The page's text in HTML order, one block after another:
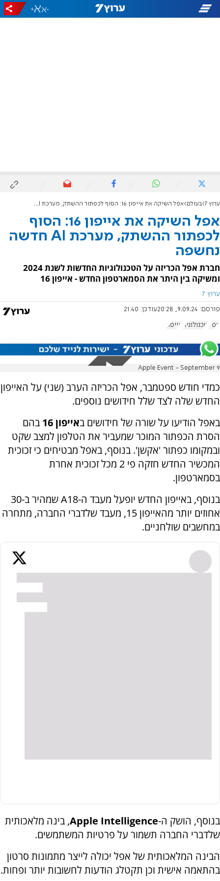
-
+
ערוץ 7 בעולם אפל השיקה את אייפון 16: הסוף לכפתור ההשתק, מערכת AI חדשה נחשפה
אפל השיקה את אייפון 16: הסוף
לכפתור ההשתק, מערכת AI חדשה
נחשפה
חברת אפל הכריזה על הטכנולוגיות החדשות לשנת 2024
ומשיקה בין היתר את הסמארטפון החדש - אייפון 16
ערוץ 7
פורסם: 9.09.24, 20:28 עודכן: 21:40
אפל טכנולוגיה אייפון
Apple Event - September 9
כמדי חודש ספטמבר, אפל הכריזה הערב (שני) על האייפון
החדש שלה לצד שלל חידושים נוספים.
באפל הודיעו על שורה של חידושים באייפון 16
בהם
הסרת הכפתור המוכר שמעביר את הטלפון למצב שקט
ובמקומו כפתור 'אקשן'. בנוסף, באפל מבטיחים כי זכוכית
המכשיר החדש חזקה פי 2 מכל זכוכית אחרת
בסמארטפון.
בנוסף, באייפון החדש יופעל מעבד ה-A18 שמהיר ב-30
אחוזים יותר מהאייפון 15, מעבד שלדברי החברה, מתחרה
במחשבים שולחניים.
בנוסף, הושק ה-Apple Intelligence, בינה מלאכותית
שלדברי החברה תשמור על פרטיות המשתמשים.
הבינה המלאכותית של אפל יכולה לייצר מתמונות סרטון
בהתאמה אישית וכן תקטלג הודעות לחשובות יותר ופחות.